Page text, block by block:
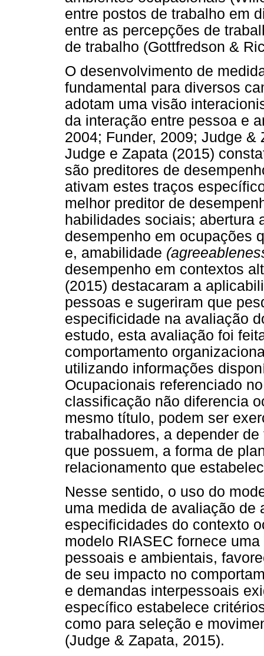
entre postos de trabalho em
entre as percepções de
de trabalho (Gottfredson &
O desenvolvimento de
fundamental para diversos
adotam uma visão
da interação entre pessoa e
2004; Funder, 2009; Judge
Judge e Zapata (2015)
são preditores de
ativam estes traços
melhor preditor de
habilidades sociais; abertura
desempenho em ocupações
e, amabilidade
desempenho em contextos
(2015) destacaram a
pessoas e sugeriram que
especificidade na avaliação
estudo, esta avaliação foi
comportamento
utilizando informações
Ocupacionais referenciado
classificação não diferencia
mesmo título, podem ser
trabalhadores, a depender
que possuem, a forma de
relacionamento que
Nesse sentido, o uso do
uma medida de avaliação de
especificidades do contexto
modelo RIASEC fornece
pessoais e ambientais,
de seu impacto no
e demandas interpessoais
específico estabelece
como para seleção e
(Judge & Zapata, 2015).